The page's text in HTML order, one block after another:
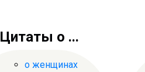
Цитаты о ...
о женщинах